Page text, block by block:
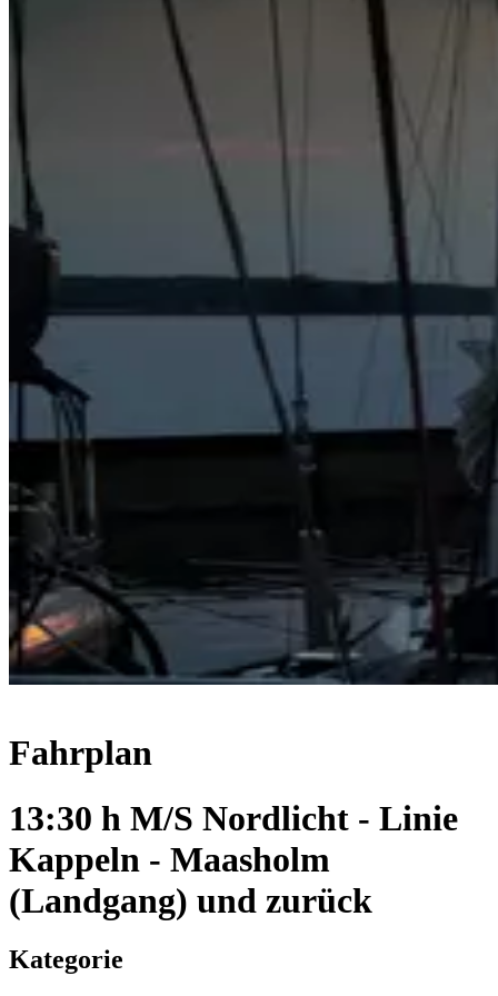
Fahrplan
13:30 h M/S Nordlicht - Linie
Kappeln - Maasholm
(Landgang) und zurück
Kategorie